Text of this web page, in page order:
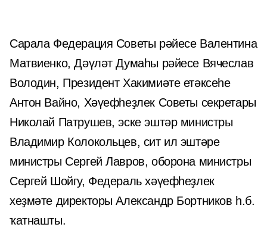
Сарала Федерация Советы рәйесе Валентина
Матвиенко, Дәүләт Думаһы рәйесе Вячеслав
Володин, Президент Хакимиәте етәксеһе
Антон Вайно, Хәүефһеҙлек Советы секретары
Николай Патрушев, эске эштәр министры
Владимир Колокольцев, сит ил эштәре
министры Сергей Лавров, оборона министры
Сергей Шойгу, Федераль хәүефһеҙлек
хеҙмәте директоры Александр Бортников һ.б.
ҡатнашты.